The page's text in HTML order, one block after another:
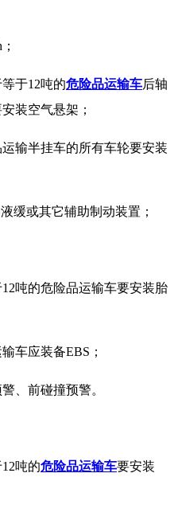
于12吨的危险品运输车后轴
装空气悬架；
输半挂车的所有车轮要安装
缓或其它辅助制动装置；
吨的危险品运输车要安装胎
车应装备EBS；
、前碰撞预警。
吨的危险品运输车要安装